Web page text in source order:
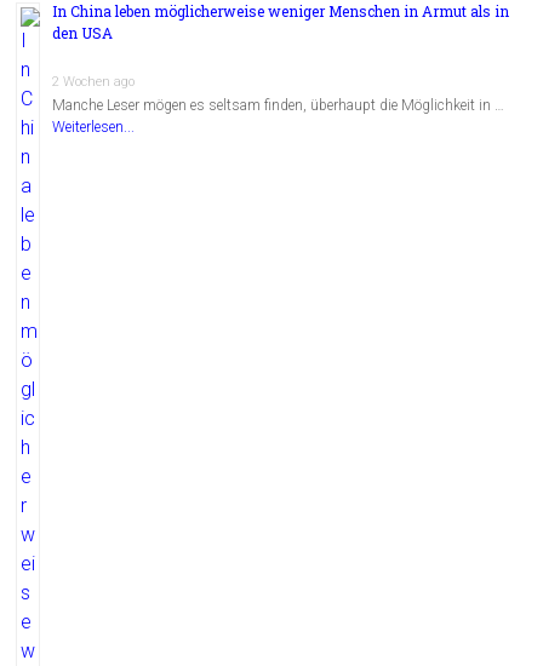
In China leben möglicherweise weniger Menschen in Armut als in
den USA
2 Wochen ago
Manche Leser mögen es seltsam finden, überhaupt die Möglichkeit in …
Weiterlesen...